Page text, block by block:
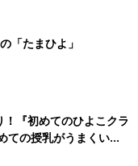
か心配になりますよ
ておいて、調節して
と重いので、二枚か
えにかけてあげると
合には、スリーパー
す。
「たまひよ」
『初めてのひよこクラ
ての授乳がうまくい
夏のトラブル 解決テ